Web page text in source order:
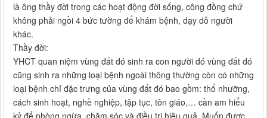
là ông thầy đời trong các hoạt động đời sống, công đồng chứ
không phải ngồi 4 bức tường để khám bệnh, dạy dỗ người
khác.
Thầy đời:
YHCT quan niệm vùng đất đó sinh ra con người đó vùng đất đó
cũng sinh ra những loại bệnh ngoài thông thường còn có những
loại bệnh chỉ đặc trưng của vùng đất đó bao gồm: thổ nhưỡng,
cách sinh hoạt, nghề nghiệp, tập tục, tôn giáo,… cần am hiểu